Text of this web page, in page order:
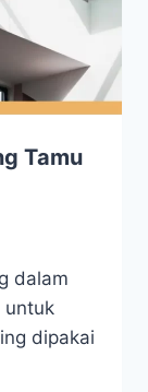
Tamu
dalam
untuk
dipakai